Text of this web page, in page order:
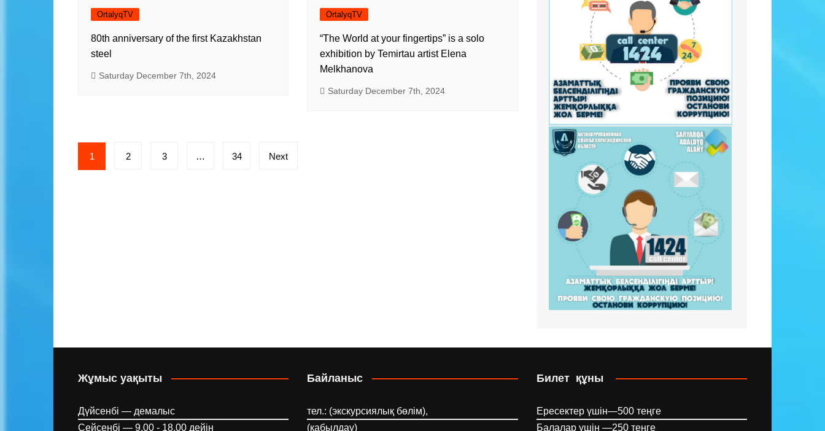
OrtalyqTV
80th anniversary of the first Kazakhstan
steel
Saturday December 7th, 2024
OrtalyqTV
“The World at your fingertips” is a solo
exhibition by Temirtau artist Elena
Melkhanova
Saturday December 7th, 2024
Posts
pagination
1 2 3 … 34 Next
Жұмыс уақыты
Дүйсенбі — демалыс
Сейсенбі — 9.00 - 18.00 дейін
Байланыс
тел.: (экскурсиялық бөлім),
(қабылдау)
Билет құны
Ересектер үшін—500 теңге
Балалар үшін —250 теңге